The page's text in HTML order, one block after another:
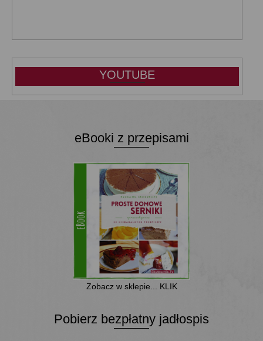
YOUTUBE
eBooki z przepisami
Zobacz w sklepie... KLIK
Pobierz bezpłatny jadłospis